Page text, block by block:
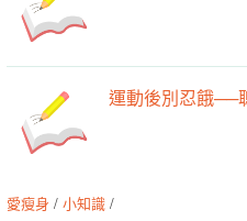
運動後別忍餓──
愛瘦身 / 小知識 /